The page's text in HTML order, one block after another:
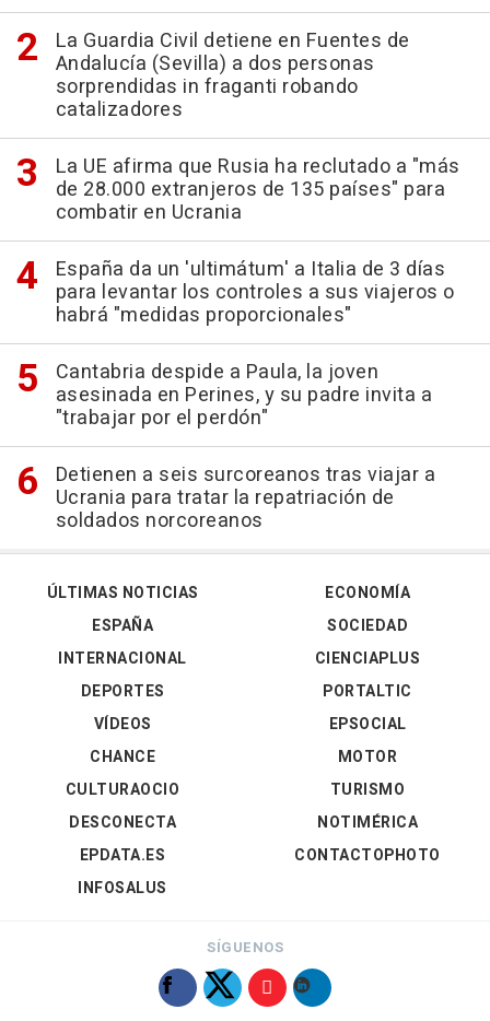
La Guardia Civil detiene en Fuentes de
Andalucía (Sevilla) a dos personas
sorprendidas in fraganti robando
catalizadores
La UE afirma que Rusia ha reclutado a "más
de 28.000 extranjeros de 135 países" para
combatir en Ucrania
España da un 'ultimátum' a Italia de 3 días
para levantar los controles a sus viajeros o
habrá "medidas proporcionales"
Cantabria despide a Paula, la joven
asesinada en Perines, y su padre invita a
"trabajar por el perdón"
Detienen a seis surcoreanos tras viajar a
Ucrania para tratar la repatriación de
soldados norcoreanos
ÚLTIMAS NOTICIAS
ESPAÑA
INTERNACIONAL
DEPORTES
VÍDEOS
ECONOMÍA
SOCIEDAD
CIENCIAPLUS
PORTALTIC
EPSOCIAL
CHANCE
CULTURAOCIO
DESCONECTA
EPDATA.ES
INFOSALUS
MOTOR
TURISMO
NOTIMÉRICA
CONTACTOPHOTO
SÍGUENOS